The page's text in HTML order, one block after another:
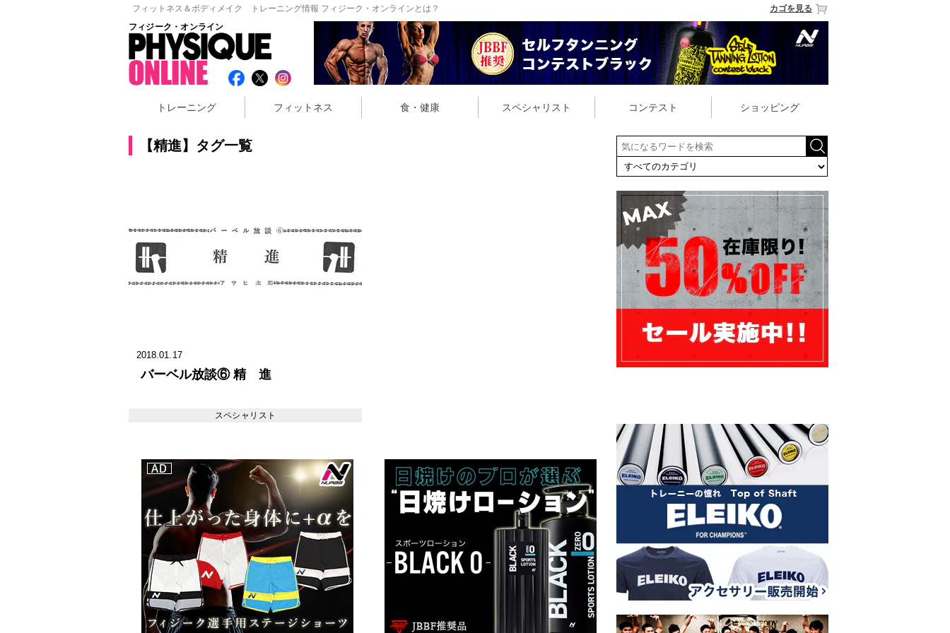
フィットネス＆ボディメイク トレーニング情報 フィジーク・オンラインとは？
カゴを見る
フィジーク・オンライン
トレーニング フィットネス 食・健康 スペシャリスト コンテスト ショッピング
【精進】タグ一覧
2018.01.17
バーベル放談⑥ 精 進
スペシャリスト